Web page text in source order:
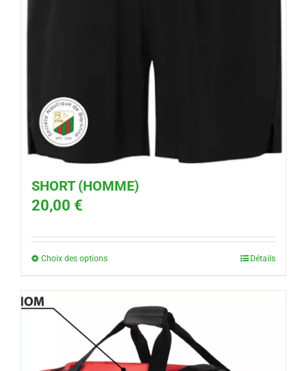
SHORT (HOMME)
20,00 €
Choix des options Détails